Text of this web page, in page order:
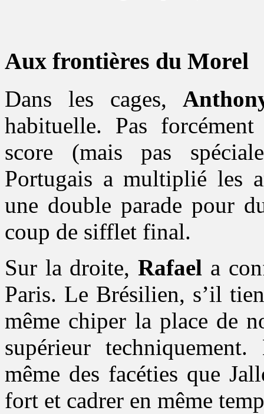
Aux frontières du Morel
Dans les cages,
habituelle. Pas
score (mais pas
Portugais a multiplié les
une double parade pour
coup de sifflet final.
Sur la droite,Rafael a
Paris. Le Brésilien, s’il
même chiper la place de
supérieur
même des facéties que
fort et cadrer en même